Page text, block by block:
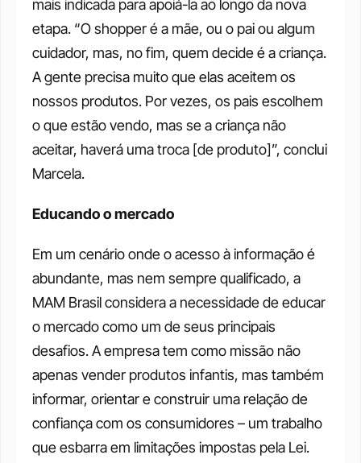
mais indicada para apoiá-la ao longo da nova
etapa. “O shopper é a mãe, ou o pai ou algum
cuidador, mas, no fim, quem decide é a criança.
A gente precisa muito que elas aceitem os
nossos produtos. Por vezes, os pais escolhem
o que estão vendo, mas se a criança não
aceitar, haverá uma troca [de produto]”, conclui
Marcela.
Educando o mercado
Em um cenário onde o acesso à informação é
abundante, mas nem sempre qualificado, a
MAM Brasil considera a necessidade de educar
o mercado como um de seus principais
desafios. A empresa tem como missão não
apenas vender produtos infantis, mas também
informar, orientar e construir uma relação de
confiança com os consumidores – um trabalho
que esbarra em limitações impostas pela Lei.